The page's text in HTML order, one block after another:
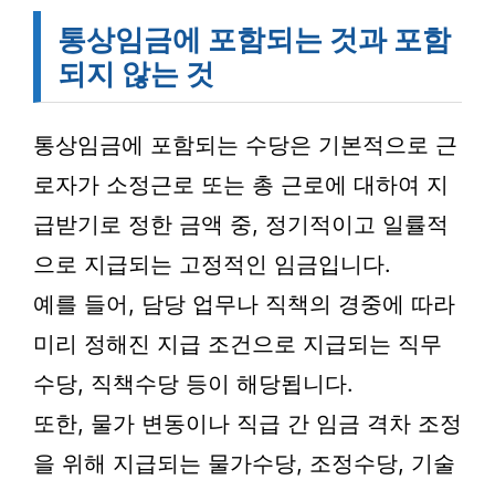
통상임금에 포함되는 것과 포함
되지 않는 것
통상임금에 포함되는 수당은 기본적으로 근
로자가 소정근로 또는 총 근로에 대하여 지
급받기로 정한 금액 중, 정기적이고 일률적
으로 지급되는 고정적인 임금입니다.
예를 들어, 담당 업무나 직책의 경중에 따라
미리 정해진 지급 조건으로 지급되는 직무
수당, 직책수당 등이 해당됩니다.
또한, 물가 변동이나 직급 간 임금 격차 조정
을 위해 지급되는 물가수당, 조정수당, 기술